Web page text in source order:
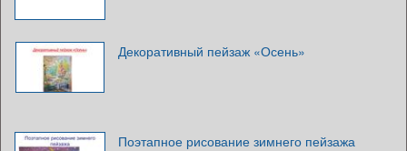
Декоративный пейзаж «Осень»
Поэтапное рисование зимнего пейзажа